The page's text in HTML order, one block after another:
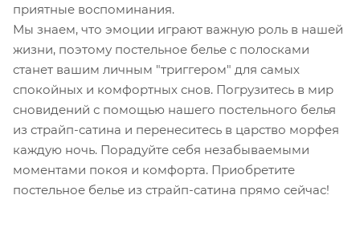
приятные воспоминания.
Мы знаем, что эмоции играют важную роль в нашей
жизни, поэтому постельное белье с полосками
станет вашим личным "триггером" для самых
спокойных и комфортных снов. Погрузитесь в мир
сновидений с помощью нашего постельного белья
из страйп-сатина и перенеситесь в царство морфея
каждую ночь. Порадуйте себя незабываемыми
моментами покоя и комфорта. Приобретите
постельное белье из страйп-сатина прямо сейчас!